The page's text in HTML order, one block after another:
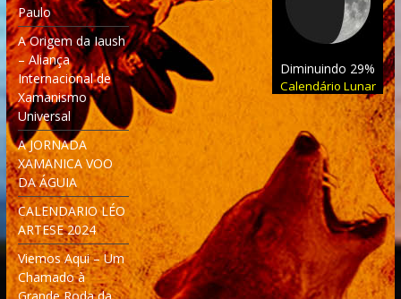
Paulo
A Origem da Iaush
– Aliança
Internacional de
Xamanismo
Universal
A JORNADA
XAMANICA VOO
DA ÁGUIA
CALENDARIO LÉO
ARTESE 2024
Viemos Aqui – Um
Chamado à
Diminuindo 29%
Calendário Lunar